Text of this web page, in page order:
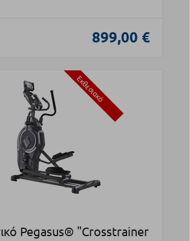
899,00 €
Εκθεσιακό
Pegasus® "Crosstrainer